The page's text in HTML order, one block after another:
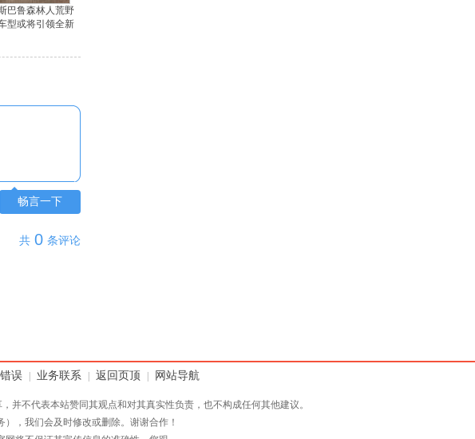
巴鲁森林人荒野
型或将引领全新
畅言一下
共 0 条评论
误 业务联系 返回页顶 网站导航
不代表本站赞同其观点和对其真实性负责，也不构成任何其他建议。
，我们会及时修改或删除。谢谢合作！